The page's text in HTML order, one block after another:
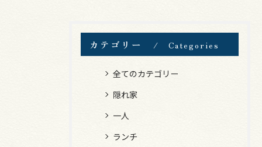
カテゴリー Categories
全てのカテゴリー
隠れ家
一人
ランチ